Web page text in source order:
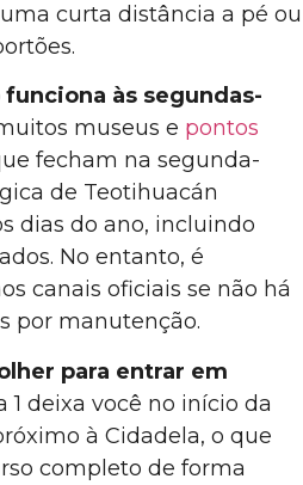
curta distância a pé ou
às segundas-
museus e pontos
fecham na segunda-
de Teotihuacán
dias do ano, incluindo
No entanto, é
canais oficiais se não há
por manutenção.
para entrar em
1 deixa você no início da
à Cidadela, o que
completo de forma